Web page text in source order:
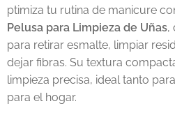
ptimiza tu rutina de manicure
Pelusa para Limpieza de Uñas,
para retirar esmalte, limpiar
dejar fibras. Su textura
limpieza precisa, ideal tanto
para el hogar.